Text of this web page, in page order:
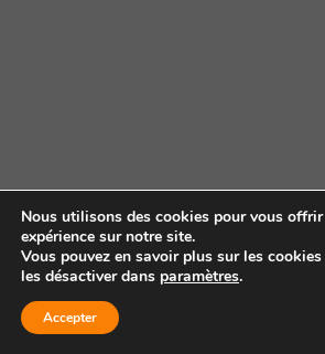
Nous utilisons des cookies pour vous
expérience sur notre site.
Vous pouvez en savoir plus sur les
les désactiver dans paramètres.
Accepter